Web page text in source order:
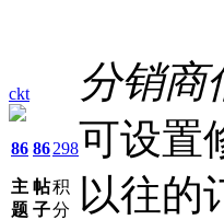
ckt
86
主
题
86
帖
子
298
积
分
分销商
可设置
以往的